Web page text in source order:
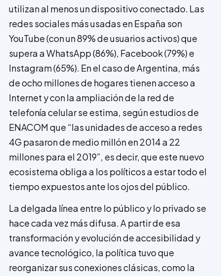
utilizan al menos un dispositivo conectado. Las
redes sociales más usadas en España son
YouTube (con un 89% de usuarios activos) que
supera a WhatsApp (86%), Facebook (79%) e
Instagram (65%). En el caso de Argentina, más
de ocho millones de hogares tienen acceso a
Internet y con la ampliación de la red de
telefonía celular se estima, según estudios de
ENACOM que “las unidades de acceso a redes
4G pasaron de medio millón en 2014 a 22
millones para el 2019”, es decir, que este nuevo
ecosistema obliga a los políticos a estar todo el
tiempo expuestos ante los ojos del público.
La delgada línea entre lo público y lo privado se
hace cada vez más difusa. A partir de esa
transformación y evolución de accesibilidad y
avance tecnológico, la política tuvo que
reorganizar sus conexiones clásicas, como la